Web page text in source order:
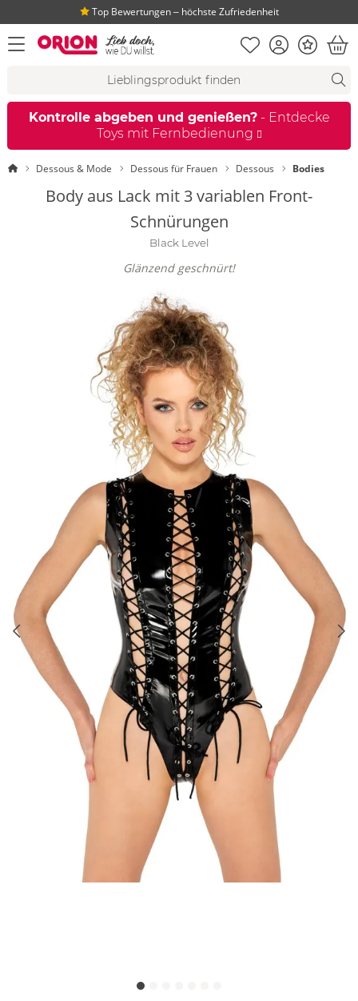
Top Bewertungen ‒ höchste Zufriedenheit
Menü öffnen Merkliste
KontoBonus
Kontrolle abgeben und genießen?- Entdecke
Toys mit Fernbedienung
StartseiteDessous & Mode Dessous für Frauen Dessous Bodies
Body aus Lack mit 3 variablen Front-
Schnürungen
Black Level
Glänzend geschnürt!